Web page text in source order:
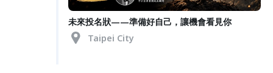
未來投名狀——準備好自己，讓機會看見你
Taipei City